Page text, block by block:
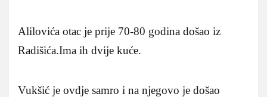
Alilovića otac je prije 70-80 godina došao iz
Radišića.Ima ih dvije kuće.
Vukšić je ovdje samro i na njegovo je došao